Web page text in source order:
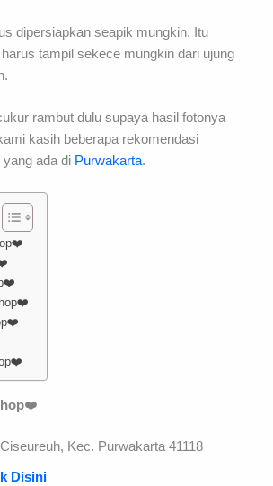
dipersiapkan seapik mungkin. Itu
tampil sekece mungkin dari ujung
rambut dulu supaya hasil fotonya
kasih beberapa rekomendasi
yang ada di Purwakarta.
❤️
Ciseureuh, Kec. Purwakarta 41118
Disini